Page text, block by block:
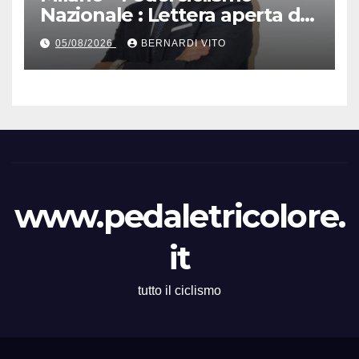
Nazionale : Lettera aperta del
Presidente Cordiano
Dagnoni
05/08/2026 BERNARDI VITO
www.pedaletricolore.
it
tutto il ciclismo